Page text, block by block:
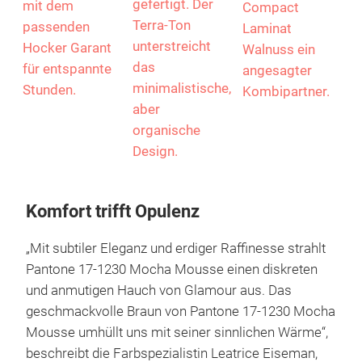
mit dem
passenden
Hocker Garant
für entspannte
Stunden.
gefertigt. Der
Terra-Ton
unterstreicht
das
minimalistische,
aber
organische
Design.
Compact
Laminat
Walnuss ein
angesagter
Kombipartner.
Komfort trifft Opulenz
„Mit subtiler Eleganz und erdiger Raffinesse strahlt
Pantone 17-1230 Mocha Mousse einen diskreten
und anmutigen Hauch von Glamour aus. Das
geschmackvolle Braun von Pantone 17-1230 Mocha
Mousse umhüllt uns mit seiner sinnlichen Wärme“,
beschreibt die Farbspezialistin Leatrice Eiseman,